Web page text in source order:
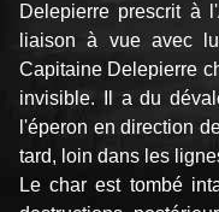
Delepierre prescrit à
liaison à vue avec
Capitaine Delepierre
invisible. Il a du
l'éperon en direction
tard, loin dans les
Le char est tombé